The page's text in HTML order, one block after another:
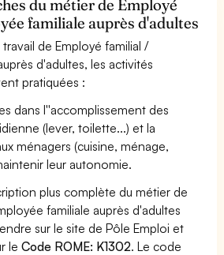
du métier de Employé
familiale auprès d'adultes
de Employé familial /
d'adultes, les activités
pratiquées :
dans l''accomplissement des
(lever, toilette...) et la
ménagers (cuisine, ménage,
leur autonomie.
plus complète du métier de
familiale auprès d'adultes
sur le site de Pôle Emploi et
leCode ROME: K1302. Le code